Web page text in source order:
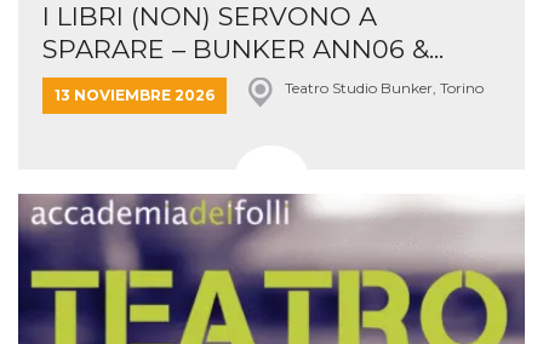
I LIBRI (NON) SERVONO A
SPARARE – BUNKER ANN06 &...
13 NOVIEMBRE 2026 Teatro Studio Bunker, Torino